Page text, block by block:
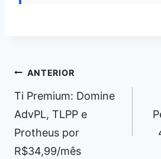
Navegação
de
Post
ANTERIOR
Ti Premium: Domine
AdvPL, TLPP e
Protheus por
R$34,99/mês